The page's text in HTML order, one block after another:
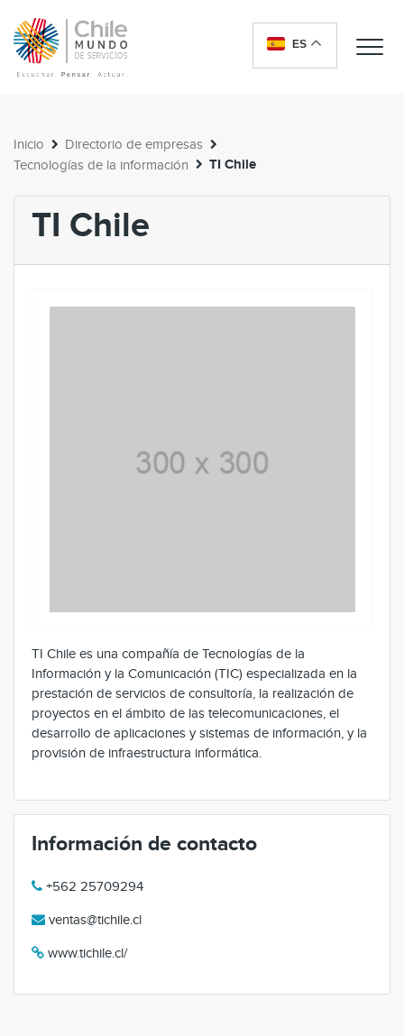
ES
Inicio
Directorio de empresas
Tecnologías de la información
TI Chile
TI Chile
TI Chile es una compañía de Tecnologías de la
Información y la Comunicación (TIC) especializada en la
prestación de servicios de consultoría, la realización de
proyectos en el ámbito de las telecomunicaciones, el
desarrollo de aplicaciones y sistemas de información, y la
provisión de infraestructura informática.
Información de contacto
+562 25709294
ventas@tichile.cl
www.tichile.cl/